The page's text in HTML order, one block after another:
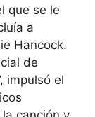
que se le
a
Hancock.
de
impulsó el